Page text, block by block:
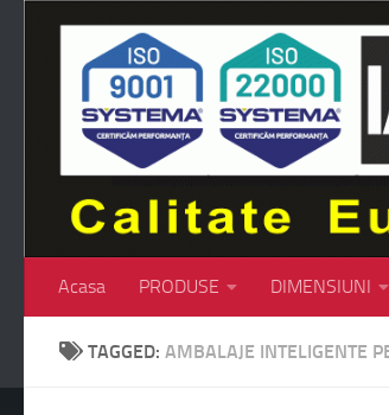
Skip to content
Acasa PRODUSE DIMENSIUNI
TAGGED: AMBALAJE INTELIGENTE